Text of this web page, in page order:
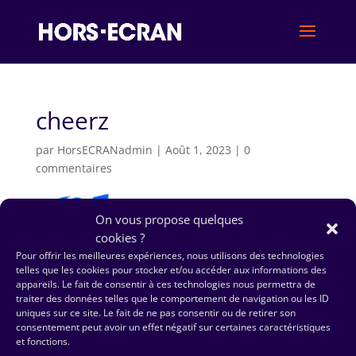
On vous propose quelques
cookies ?
Pour offrir les meilleures expériences, nous utilisons des technologies
telles que les cookies pour stocker et/ou accéder aux informations des
appareils. Le fait de consentir à ces technologies nous permettra de
traiter des données telles que le comportement de navigation ou les ID
uniques sur ce site. Le fait de ne pas consentir ou de retirer son
consentement peut avoir un effet négatif sur certaines caractéristiques
et fonctions.
cheerz
par HorsECRANadmin | Août 1, 2023 | 0
commentaires